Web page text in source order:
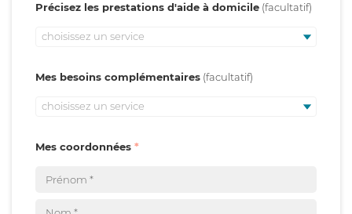
Précisez les prestations d'aide à domicile
choisissez un service
Mes besoins complémentaires
choisissez un service
Mes coordonnées